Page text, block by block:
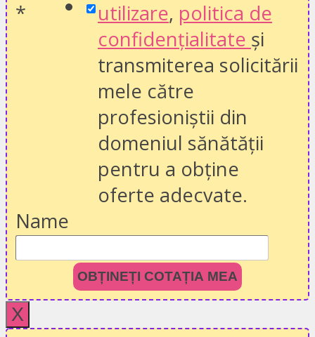
*
utilizare, politica de
confidențialitate și
transmiterea solicitării
mele către
profesioniștii din
domeniul sănătății
pentru a obține
oferte adecvate.
Name
OBȚINEȚI COTAȚIA MEA
X